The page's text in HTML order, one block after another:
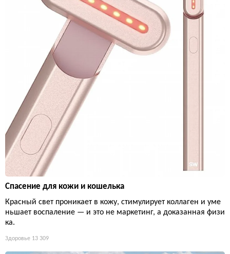
Спасение для кожи и кошелька
Красный свет проникает в кожу, стимулирует коллаген и уме
ньшает воспаление — и это не маркетинг, а доказанная физи
ка.
Здоровье 13 309